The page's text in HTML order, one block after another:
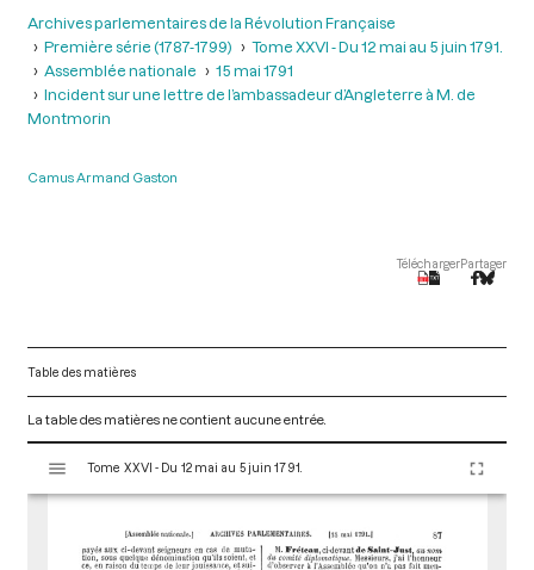
Archives parlementaires de la Révolution Française
Première série (1787-1799)
Tome XXVI - Du 12 mai au 5 juin 1791.
Assemblée nationale
15 mai 1791
Incident sur une lettre de l’ambassadeur d’Angleterre à M. de
Montmorin
Camus Armand Gaston
TéléchargerPartager
Table des matières
La table des matières ne contient aucune entrée.
s
Tome XXVI - Du 12 mai au 5 juin 1791.